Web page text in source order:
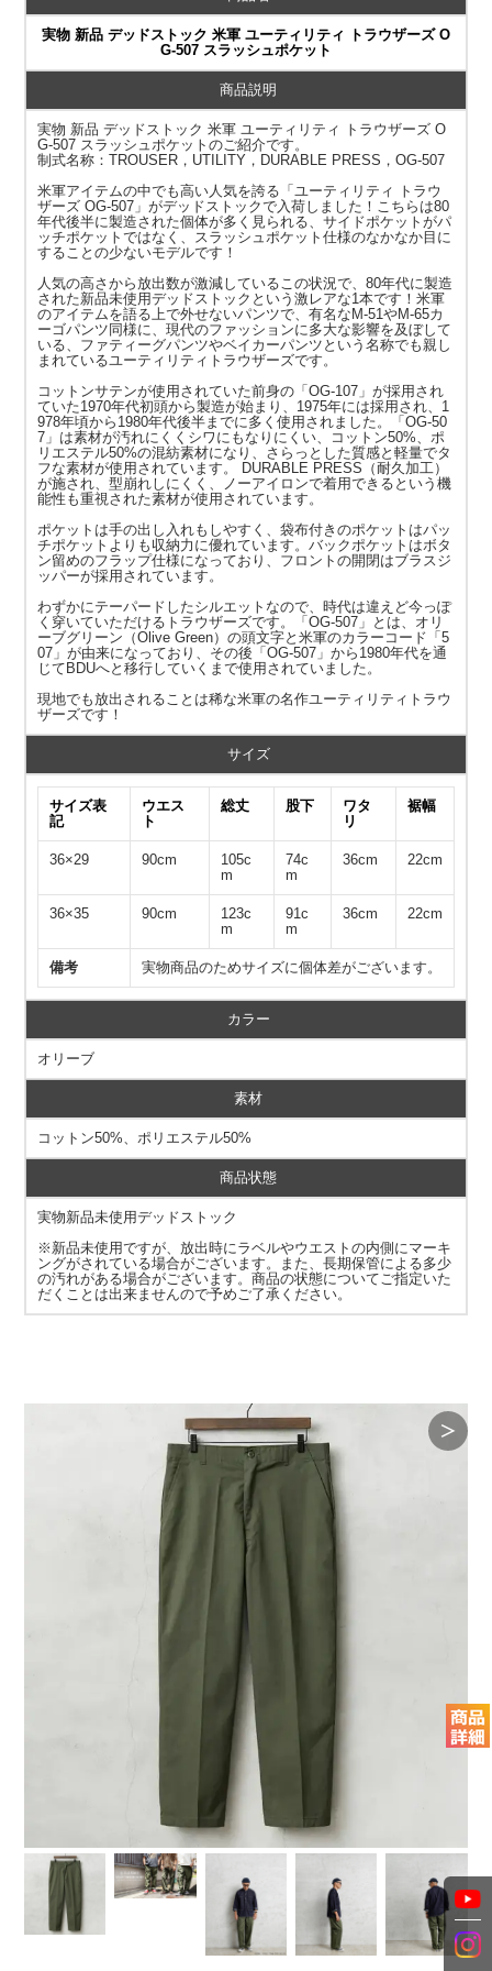
実物 新品 デッドストック 米軍 ユーティリティ トラウザーズ O
G-507 スラッシュポケット
商品説明
実物 新品 デッドストック 米軍 ユーティリティ トラウザーズ O
G-507 スラッシュポケットのご紹介です。
制式名称：TROUSER，UTILITY，DURABLE PRESS，OG-507
米軍アイテムの中でも高い人気を誇る「ユーティリティ トラウ
ザーズ OG-507」がデッドストックで入荷しました！こちらは80
年代後半に製造された個体が多く見られる、サイドポケットがパ
ッチポケットではなく、スラッシュポケット仕様のなかなか目に
することの少ないモデルです！
人気の高さから放出数が激減しているこの状況で、80年代に製造
された新品未使用デッドストックという激レアな1本です！米軍
のアイテムを語る上で外せないパンツで、有名なM-51やM-65カ
ーゴパンツ同様に、現代のファッションに多大な影響を及ぼして
いる、ファティーグパンツやベイカーパンツという名称でも親し
まれているユーティリティトラウザーズです。
コットンサテンが使用されていた前身の「OG-107」が採用され
ていた1970年代初頭から製造が始まり、1975年には採用され、1
978年頃から1980年代後半までに多く使用されました。「OG-50
7」は素材が汚れにくくシワにもなりにくい、コットン50%、ポ
リエステル50%の混紡素材になり、さらっとした質感と軽量でタ
フな素材が使用されています。 DURABLE PRESS（耐久加工）
が施され、型崩れしにくく、ノーアイロンで着用できるという機
能性も重視された素材が使用されています。
ポケットは手の出し入れもしやすく、袋布付きのポケットはパッ
チポケットよりも収納力に優れています。バックポケットはボタ
ン留めのフラップ仕様になっており、フロントの開閉はブラスジ
ッパーが採用されています。
わずかにテーパードしたシルエットなので、時代は違えど今っぽ
く穿いていただけるトラウザーズです。「OG-507」とは、オリ
ーブグリーン（Olive Green）の頭文字と米軍のカラーコード「5
07」が由来になっており、その後「OG-507」から1980年代を通
じてBDUへと移行していくまで使用されていました。
現地でも放出されることは稀な米軍の名作ユーティリティトラウ
ザーズです！
サイズ
サイズ表
記
ウエス
ト
総丈 股下
ワタ
リ
裾幅
36×29 90cm
105c
m
74c
m
36cm 22cm
36×35 90cm
123c
m
91c
m
36cm 22cm
備考 実物商品のためサイズに個体差がございます。
カラー
オリーブ
素材
コットン50%、ポリエステル50%
商品状態
実物新品未使用デッドストック
※新品未使用ですが、放出時にラベルやウエストの内側にマーキ
ングがされている場合がございます。また、長期保管による多少
の汚れがある場合がございます。商品の状態についてご指定いた
だくことは出来ませんので予めご了承ください。
＞